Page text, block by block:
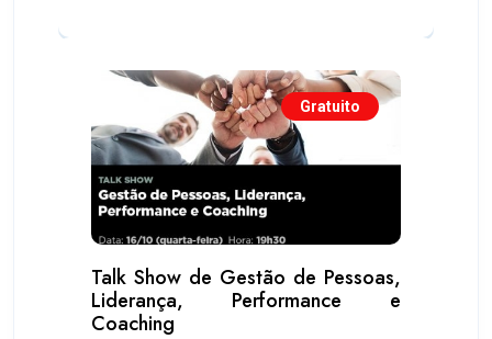
Gratuito
Talk Show de Gestão de Pessoas,
Liderança, Performance e
Coaching